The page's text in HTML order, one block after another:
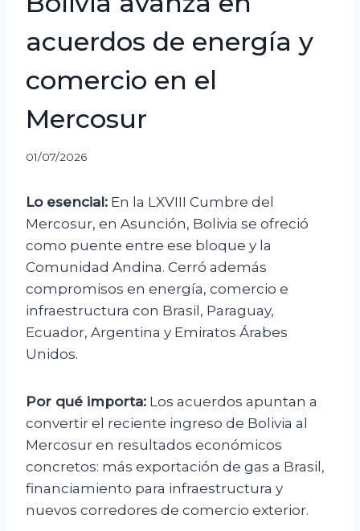
acuerdos de energía y
comercio en el
Mercosur
01/07/2026
Lo esencial: En la LXVIII Cumbre del
Mercosur, en Asunción, Bolivia se ofreció
como puente entre ese bloque y la
Comunidad Andina. Cerró además
compromisos en energía, comercio e
infraestructura con Brasil, Paraguay,
Ecuador, Argentina y Emiratos Árabes
Unidos.
Por qué importa: Los acuerdos apuntan a
convertir el reciente ingreso de Bolivia al
Mercosur en resultados económicos
concretos: más exportación de gas a Brasil,
financiamiento para infraestructura y
nuevos corredores de comercio exterior.